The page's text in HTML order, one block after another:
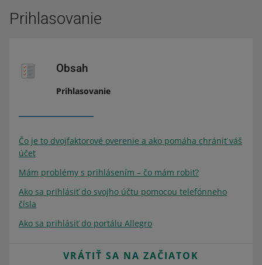
Prihlasovanie
Obsah
Prihlasovanie
Čo je to dvojfaktorové overenie a ako pomáha chrániť váš
účet
Mám problémy s prihlásením – čo mám robiť?
Ako sa prihlásiť do svojho účtu pomocou telefónneho
čísla
Ako sa prihlásiť do portálu Allegro
VRÁTIŤ SA NA ZAČIATOK